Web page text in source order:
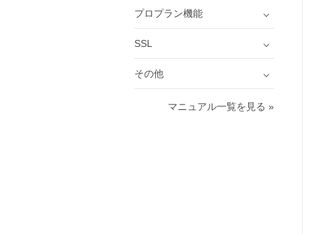
プロプラン機能
SSL
その他
マニュアル一覧を見る »